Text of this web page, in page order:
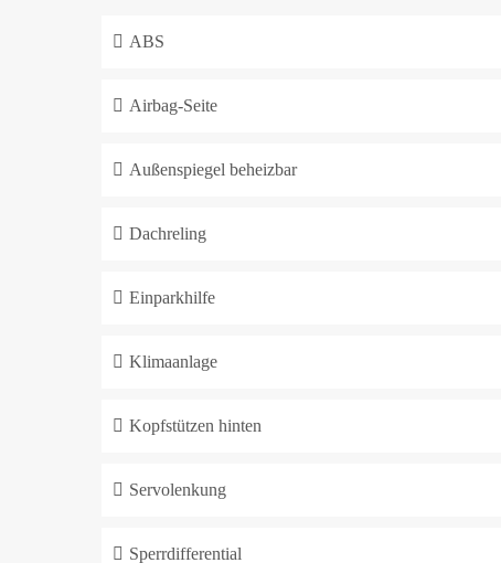
ABS
Airbag-Seite
Außenspiegel beheizbar
Dachreling
Einparkhilfe
Klimaanlage
Kopfstützen hinten
Servolenkung
Sperrdifferential